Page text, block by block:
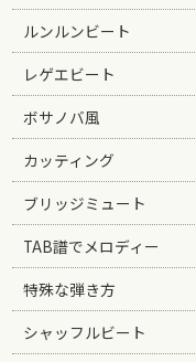
ルンルンビート
レゲエビート
ボサノバ風
カッティング
ブリッジミュート
TAB譜でメロディー
特殊な弾き方
シャッフルビート